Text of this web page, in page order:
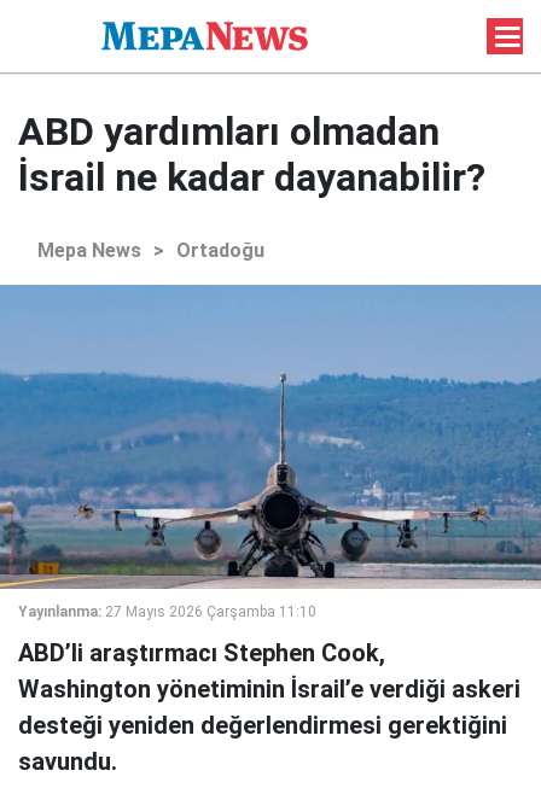
ABD yardımları olmadan
İsrail ne kadar dayanabilir?
Mepa News > Ortadoğu
Yayınlanma: 27 Mayıs 2026 Çarşamba 11:10
ABD’li araştırmacı Stephen Cook,
Washington yönetiminin İsrail’e verdiği askeri
desteği yeniden değerlendirmesi gerektiğini
savundu.